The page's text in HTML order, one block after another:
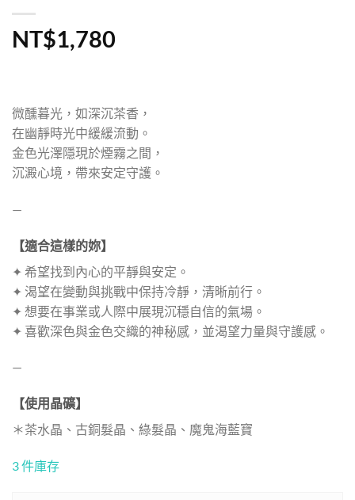
NT$1,780
微醺暮光，如深沉茶香，
在幽靜時光中緩緩流動。
金色光澤隱現於煙霧之間，
沉澱心境，帶來安定守護。
—
【適合這樣的妳】
✦ 希望找到內心的平靜與安定。
✦ 渴望在變動與挑戰中保持冷靜，清晰前行。
✦ 想要在事業或人際中展現沉穩自信的氣場。
✦ 喜歡深色與金色交織的神秘感，並渴望力量與守護感。
—
【使用晶礦】
＊茶水晶、古銅髮晶、綠髮晶、魔鬼海藍寶
3 件庫存